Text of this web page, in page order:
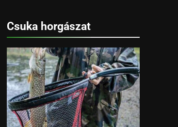
Csuka horgászat